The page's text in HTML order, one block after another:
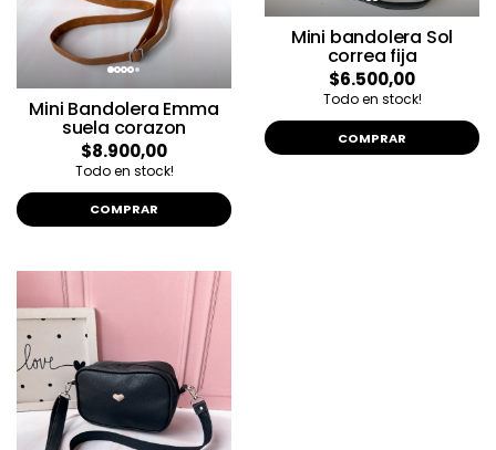
Mini Bandolera Emma
suela corazon
$8.900,00
Todo en stock!
COMPRAR
Mini bandolera Sol
correa fija
$6.500,00
Todo en stock!
COMPRAR